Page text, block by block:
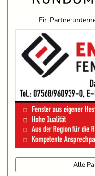
Ein
Alle